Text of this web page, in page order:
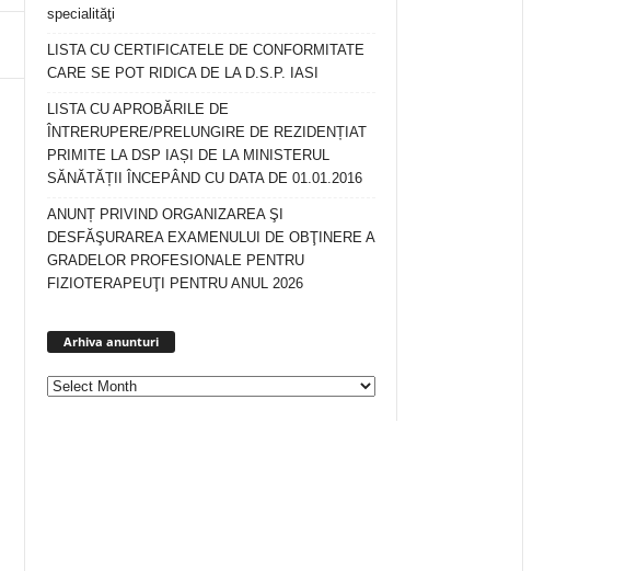
specialităţi
LISTA CU CERTIFICATELE DE CONFORMITATE
CARE SE POT RIDICA DE LA D.S.P. IASI
LISTA CU APROBĂRILE DE
ÎNTRERUPERE/PRELUNGIRE DE REZIDENȚIAT
PRIMITE LA DSP IAȘI DE LA MINISTERUL
SĂNĂTĂȚII ÎNCEPÂND CU DATA DE 01.01.2016
ANUNȚ PRIVIND ORGANIZAREA ŞI
DESFĂŞURAREA EXAMENULUI DE OBŢINERE A
GRADELOR PROFESIONALE PENTRU
FIZIOTERAPEUŢI PENTRU ANUL 2026
Arhiva anunturi